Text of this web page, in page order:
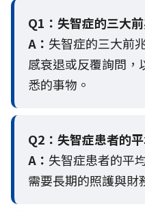
Q1：失智症的三大
A： 失智症的三大前
感衰退或反覆詢問，
悉的事物。
Q2： 失智症患者的
A： 失智症患者的平
需要長期的照護與財